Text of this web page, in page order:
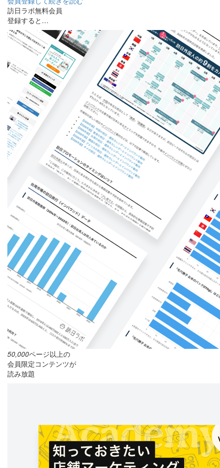
訪日ラボ無料会員
登録すると…
50,000ページ以上の
会員限定コンテンツが
読み放題